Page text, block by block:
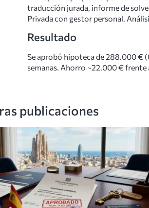
traducción jurada, informe de
Privada con gestor personal.
Resultado
Se aprobó hipoteca de 288.000 €
semanas. Ahorro ~22.000 € frente
publicaciones